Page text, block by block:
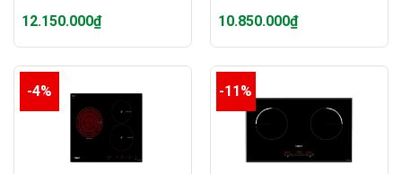
Giá
gốc
là:
12.150.000₫
Giá
hiện
là:
12.150.000₫.
Giá
gốc
là:
10.850.000₫
Giá
hiện
là:
10.850.000₫.
-4% -11%